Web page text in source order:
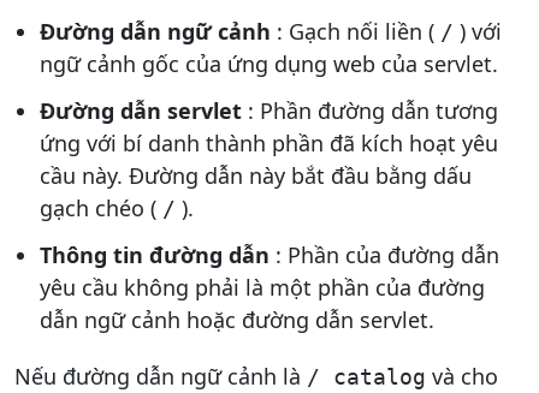
Đường dẫn ngữ cảnh : Gạch nối liền ( / ) với
ngữ cảnh gốc của ứng dụng web của servlet.
Đường dẫn servlet : Phần đường dẫn tương
ứng với bí danh thành phần đã kích hoạt yêu
cầu này. Đường dẫn này bắt đầu bằng dấu
gạch chéo ( / ).
Thông tin đường dẫn : Phần của đường dẫn
yêu cầu không phải là một phần của đường
dẫn ngữ cảnh hoặc đường dẫn servlet.
Nếu đường dẫn ngữ cảnh là / catalog và cho